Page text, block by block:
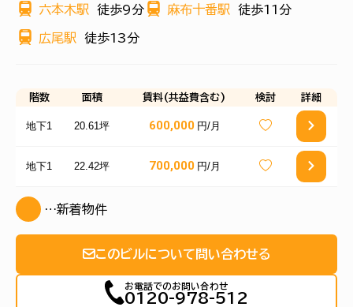
六本木駅 徒歩9分 麻布十番駅 徒歩11分
広尾駅 徒歩13分
階数 面積 賃料(共益費含む) 検討 詳細
地下1 20.61坪 600,000 円/月
地下1 22.42坪 700,000 円/月
…新着物件
このビルについて問い合わせる
お電話でのお問い合わせ
0120-978-512